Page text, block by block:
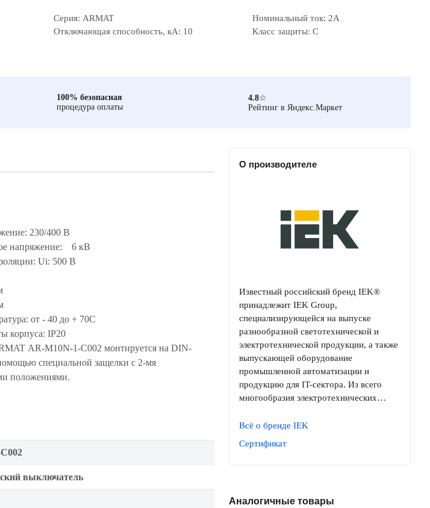
Серия: ARMAT
Номинальный ток: 2А
Отключающая способность, кА: 10
Класс защиты: C
100% безопасная
процедура оплаты
4.8☆
Рейтинг в Яндекс.Маркет
230/400 В
напряжение: 6 кВ
Ui: 500 В
от - 40 до + 70С
корпуса: IP20
AR-M10N-1-C002 монтируется на DIN-
специальной защелки с 2-мя
положениями.
выключатель
О производителе
Известный российский бренд IEK®
принадлежит IEK Group,
специализирующейся на выпуске
разнообразной светотехнической и
электротехнической продукции, а также
выпускающей оборудование
промышленной автоматизации и
продукцию для IT-сектора. Из всего
многообразия электротехнических…
Всё о бренде IEK
Сертификат
Аналогичные товары